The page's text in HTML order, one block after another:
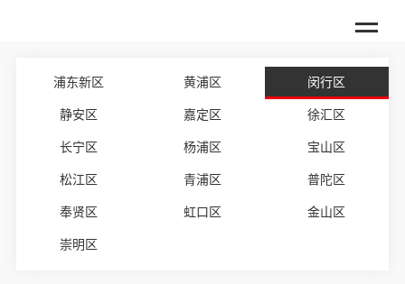
浦东新区 黄浦区 闵行区
静安区 嘉定区 徐汇区
长宁区 杨浦区 宝山区
松江区 青浦区 普陀区
奉贤区 虹口区 金山区
崇明区